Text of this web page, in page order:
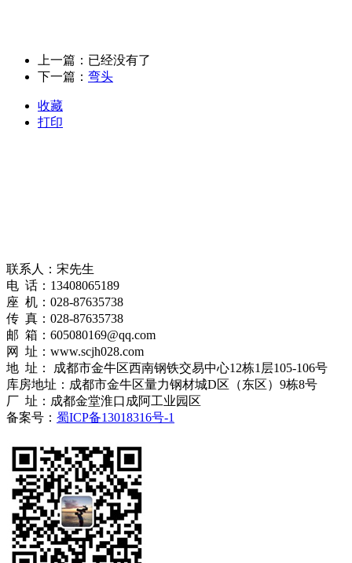
上一篇：已经没有了
下一篇： 弯头
收藏
打印
联系人：宋先生
电 话：13408065189
座 机：028-87635738
传 真：028-87635738
邮 箱：605080169@qq.com
网 址：www.scjh028.com
地 址： 成都市金牛区西南钢铁交易中心12栋1层105-106号
库房地址：成都市金牛区量力钢材城D区（东区）9栋8号
厂 址：成都金堂淮口成阿工业园区
备案号： 蜀ICP备13018316号-1